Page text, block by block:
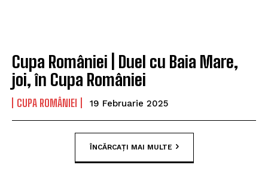
Cupa României | Duel cu Baia Mare,
joi, în Cupa României
CUPA ROMÂNIEI 19 Februarie 2025
ÎNCĂRCAȚI MAI MULTE